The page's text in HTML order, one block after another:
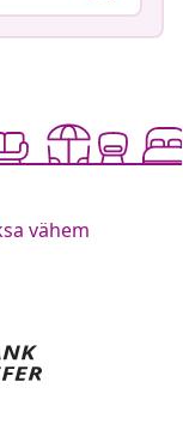
vähem